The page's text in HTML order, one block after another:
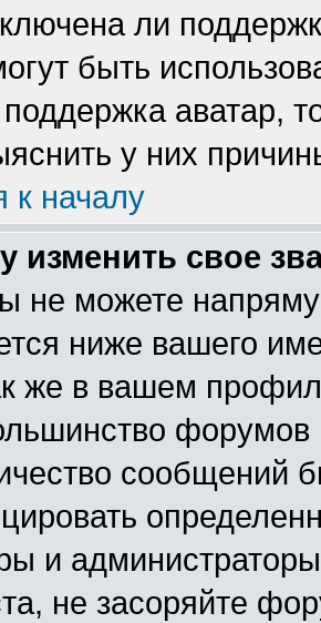
ли
быть
аватар,
у них
к началу
изменить свое
не можете
ниже вашего
же в вашем
форумов
сообщений
и
не засоряйте